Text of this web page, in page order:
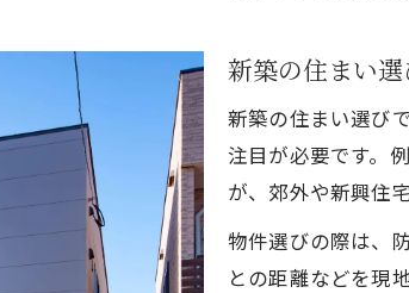
新築の住まい
新築の住まい選び
注目が必要です。
が、郊外や新興住
物件選びの際は、
との距離などを現